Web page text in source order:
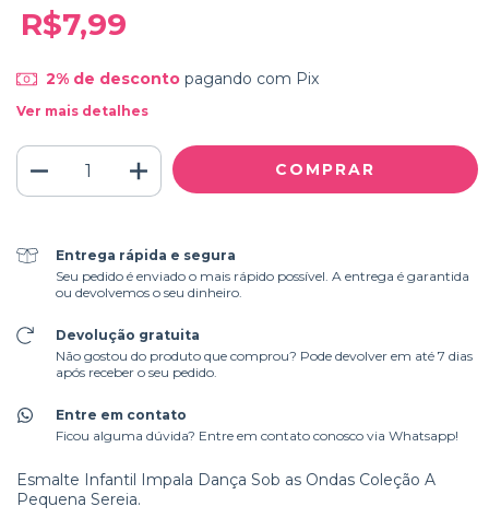
R$7,99
2% de descontopagando com Pix
Ver mais detalhes
Entrega rápida e segura
Seu pedido é enviado o mais rápido possível. A entrega é garantida
ou devolvemos o seu dinheiro.
Devolução gratuita
Não gostou do produto que comprou? Pode devolver em até 7 dias
após receber o seu pedido.
Entre em contato
Ficou alguma dúvida? Entre em contato conosco via Whatsapp!
Esmalte Infantil Impala Dança Sob as Ondas Coleção A
Pequena Sereia.